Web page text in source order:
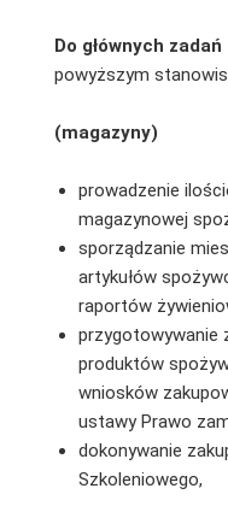
Do głównych
powyższym
(magazyny)
prowadzenie
magazynowej
sporządzanie
artykułów
raportów
przygotowywanie
produktów
wniosków
ustawy Prawo
dokonywanie
Szkoleniowego,